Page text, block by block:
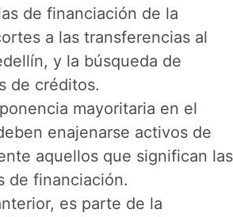
de financiación de la
a las transferencias al
y la búsqueda de
de créditos.
mayoritaria en el
enajenarse activos de
aquellos que significan las
de financiación.
es parte de la